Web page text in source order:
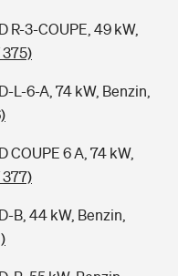
R-3-COUPE, 49 kW,
L-6-A, 74 kW, Benzin,
COUPE 6 A, 74 kW,
B, 44 kW, Benzin,